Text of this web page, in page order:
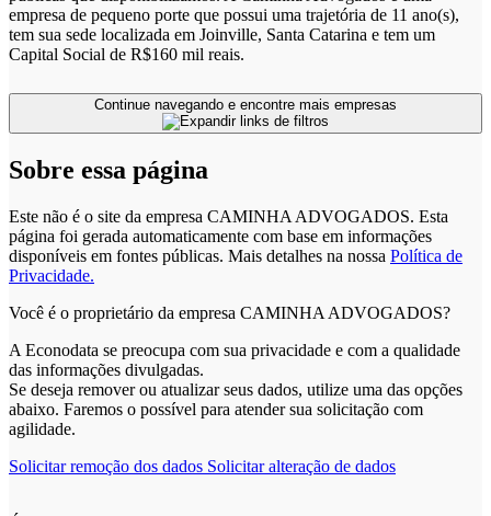
empresa de pequeno porte que possui uma trajetória de 11 ano(s),
tem sua sede localizada em Joinville, Santa Catarina e tem um
Capital Social de R$160 mil reais.
Sobre essa página
Este não é o site da empresa CAMINHA ADVOGADOS. Esta
página foi gerada automaticamente com base em informações
disponíveis em fontes públicas. Mais detalhes na nossa Política de
Privacidade.
Você é o proprietário da empresa CAMINHA ADVOGADOS?
A Econodata se preocupa com sua privacidade e com a qualidade
das informações divulgadas.
Se deseja remover ou atualizar seus dados, utilize uma das opções
abaixo. Faremos o possível para atender sua solicitação com
agilidade.
Solicitar remoção dos dados Solicitar alteração de dados